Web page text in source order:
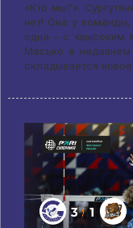
«Кто мы?».
нет! Она у команды,
одна – с «высоким
Масько в
складывается